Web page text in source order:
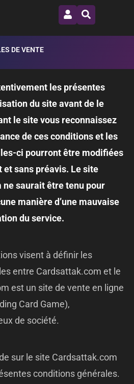
DE VENTE
les présentes
du site avant de le
le site vous reconnaissez
de ces conditions et les
ci pourront être modifiées
et sans préavis. Le site
saurait être tenu pour
manière d’une mauvaise
du service.
visent à définir les
entre Cardsattak.com et le
est un site de vente en ligne
Card Game),
de société.
sur le site Cardsattak.com
conditions générales.